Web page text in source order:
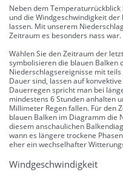
Neben dem
und die Windgeschwindigkeit
lassen. Mit unserem
Zeitraum es besonders nass war.
Wählen Sie den Zeitraum der
symbolisieren die blauen Balken
Niederschlagsereignisse mit
Dauer sind, lassen auf
Dauerregen spricht man bei
mindestens 6 Stunden anhalten
Millimeter Regen fallen. Für den
blauen Balken im Diagramm die
diesem anschaulichen
wann es längere trockene
eher ein wechselhafter
Windgeschwindigkeit